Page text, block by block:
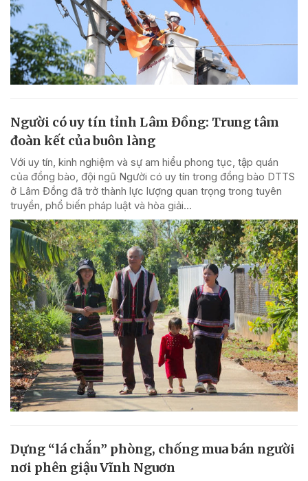
Người có uy tín tỉnh Lâm Đồng: Trung tâm
đoàn kết của buôn làng
Với uy tín, kinh nghiệm và sự am hiểu phong tục, tập quán
của đồng bào, đội ngũ Người có uy tín trong đồng bào DTTS
ở Lâm Đồng đã trở thành lực lượng quan trọng trong tuyên
truyền, phổ biến pháp luật và hòa giải...
Dựng “lá chắn” phòng, chống mua bán người
nơi phên giậu Vĩnh Nguơn